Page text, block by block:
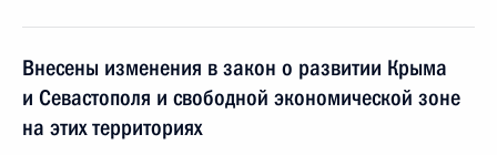
Внесены изменения в закон о развитии Крыма
и Севастополя и свободной экономической зоне
на этих территориях